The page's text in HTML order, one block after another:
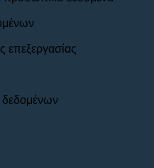
επεξεργασίας
δεδομένων